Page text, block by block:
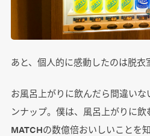
あと、個人的に感動したのは脱衣
お風呂上がりに飲んだら間違い
ンナップ。僕は、風呂上がりに
MATCHの数億倍おいしいことを